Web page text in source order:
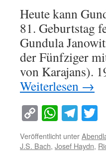
Heute kann
81. Geburtstag
Gundula
der Fünfziger
von Karajans).
Weiterlesen →
Copy
Link
Veröffentlicht unter
J.S. Bach, Josef Haydn,